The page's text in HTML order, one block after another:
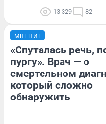
13 329 82
МНЕНИЕ
«Спуталась речь,
пургу». Врач — о
смертельном
который сложно
обнаружить